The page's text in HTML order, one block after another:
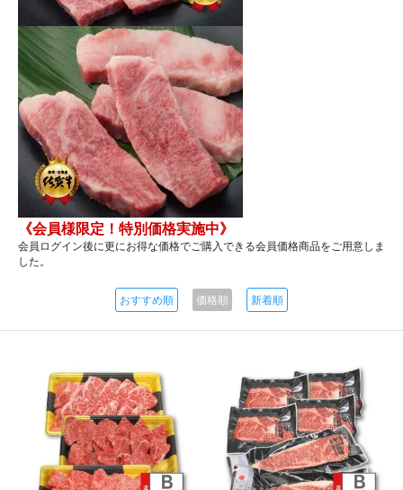
《会員様限定！特別価格実施中》
会員ログイン後に更にお得な価格でご購入できる会員価格商品をご用意しま
した。
おすすめ順 価格順 新着順